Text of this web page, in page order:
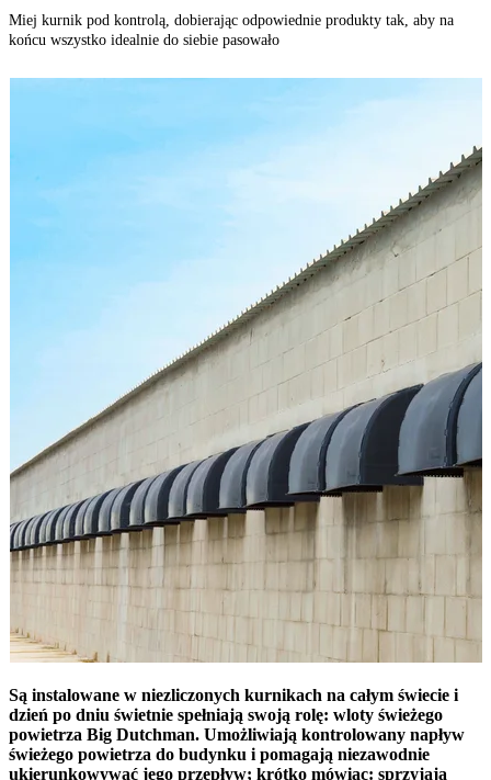
Miej kurnik pod kontrolą, dobierając odpowiednie produkty tak, aby na
końcu wszystko idealnie do siebie pasowało
Są instalowane w niezliczonych kurnikach na całym świecie i
dzień po dniu świetnie spełniają swoją rolę: wloty świeżego
powietrza Big Dutchman. Umożliwiają kontrolowany napływ
świeżego powietrza do budynku i pomagają niezawodnie
ukierunkowywać jego przepływ; krótko mówiąc: sprzyjają